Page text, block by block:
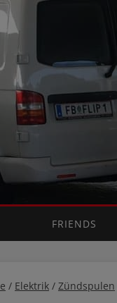
FRIENDS
/ Elektrik / Zündspulen